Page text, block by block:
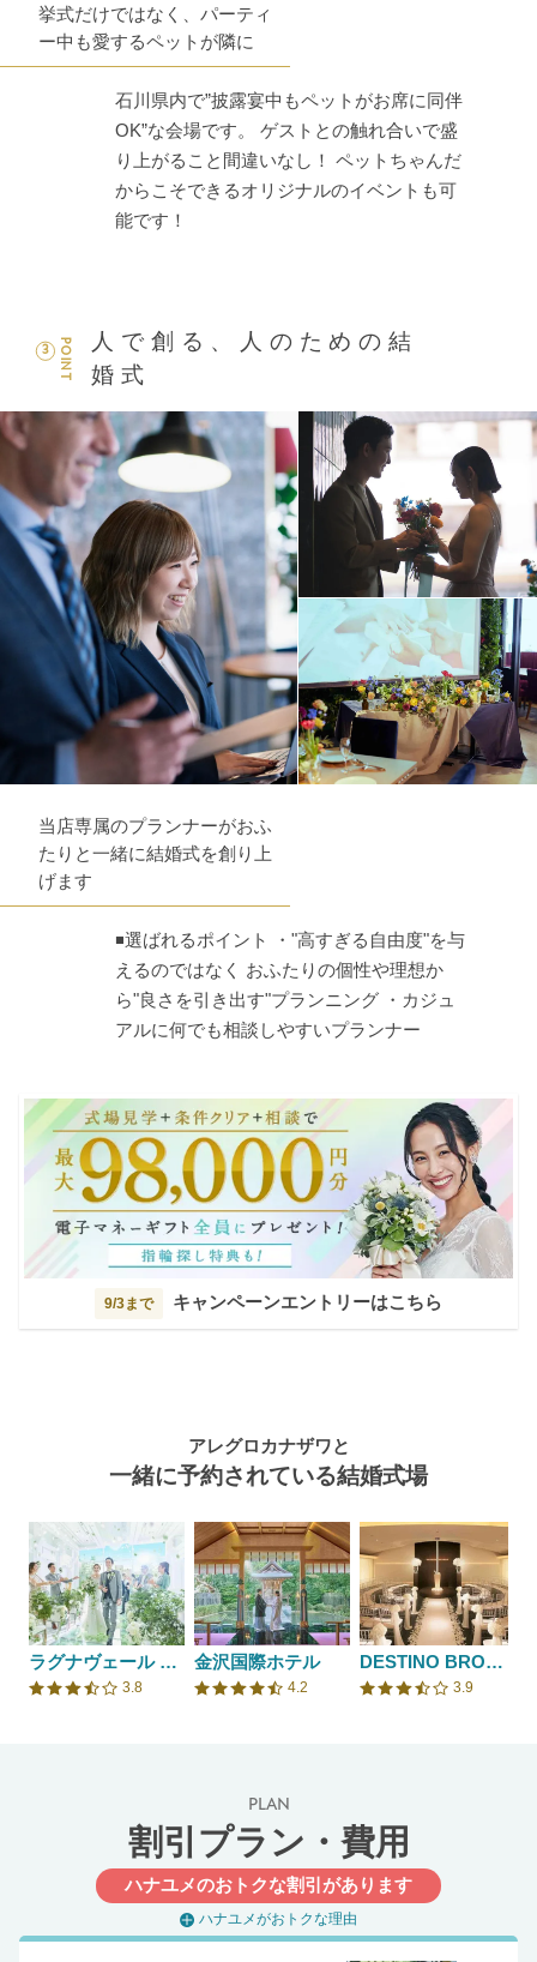
挙式だけではなく、パーティ
ー中も愛するペットが隣に
石川県内で”披露宴中もペットがお席に同伴
OK”な会場です。 ゲストとの触れ合いで盛
り上がること間違いなし！ ペットちゃんだ
からこそできるオリジナルのイベントも可
能です！
POINT
3
人で創る、人のための結
婚式
当店専属のプランナーがおふ
たりと一緒に結婚式を創り上
げます
◾️選ばれるポイント ・"高すぎる自由度"を与
えるのではなく おふたりの個性や理想か
ら"良さを引き出す"プランニング ・カジュ
アルに何でも相談しやすいプランナー
9/3まで キャンペーンエントリーはこちら
アレグロカナザワと
一緒に予約されている結婚式場
ラグナヴェール 金沢
口コミ評価
3.8
金沢国際ホテル
口コミ評価
4.2
DESTINO BROOKLYN NEW YORK（ディスティーノ ブルックリン ニューヨーク）
口コミ評価
3.9
PLAN
割引プラン・費用
ハナユメのおトクな割引があります
ハナユメがおトクな理由